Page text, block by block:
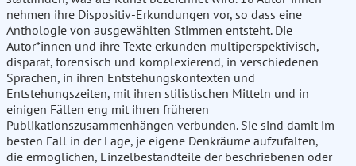
nehmen ihre Dispositiv-Erkundungen vor, so dass eine
Anthologie von ausgewählten Stimmen entsteht. Die
Autor*innen und ihre Texte erkunden multiperspektivisch,
disparat, forensisch und komplexierend, in verschiedenen
Sprachen, in ihren Entstehungskontexten und
Entstehungszeiten, mit ihren stilistischen Mitteln und in
einigen Fällen eng mit ihren früheren
Publikationszusammenhängen verbunden. Sie sind damit im
besten Fall in der Lage, je eigene Denkräume aufzufalten,
die ermöglichen, Einzelbestandteile der beschriebenen oder